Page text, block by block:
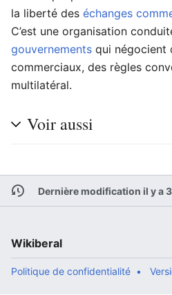
la liberté des échanges
C’est une organisation
gouvernements qui négocient
commerciaux, des règles
multilatéral.
Voir aussi
Dernière modification il y a
Wikiberal
Politique de confidentialité